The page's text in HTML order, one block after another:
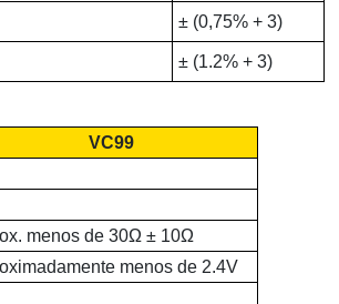
± (0,75% + 3)
± (1.2% + 3)
VC99
menos de 30Ω ± 10Ω
menos de 2.4V